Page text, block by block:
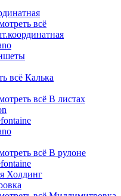
всё
всё Калька
всё В листах
всё В рулоне
Холдинг